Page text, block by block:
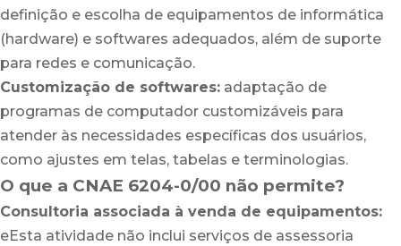
definição e escolha de equipamentos de informática
(hardware) e softwares adequados, além de suporte
para redes e comunicação.
Customização de softwares: adaptação de
programas de computador customizáveis para
atender às necessidades específicas dos usuários,
como ajustes em telas, tabelas e terminologias.
O que a CNAE 6204-0/00 não permite?
Consultoria associada à venda de equipamentos:
eEsta atividade não inclui serviços de assessoria